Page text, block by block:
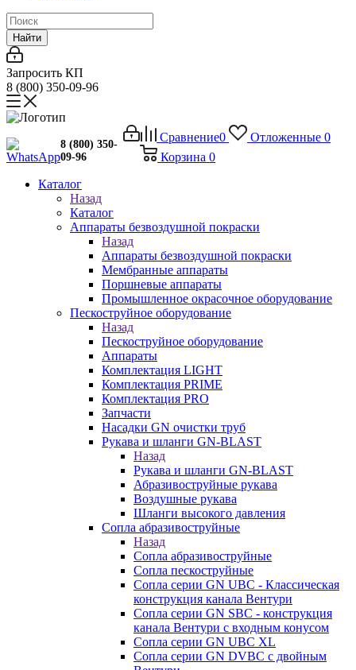
Найти
Запросить КП
8 (800) 350-09-96
Сравнение0 Отложенные 0
Корзина 0
8 (800) 350-
09-96
Каталог
Назад
Каталог
Аппараты безвоздушной покраски
Назад
Аппараты безвоздушной покраски
Мембранные аппараты
Поршневые аппараты
Промышленное окрасочное оборудование
Пескоструйное оборудование
Назад
Пескоструйное оборудование
Аппараты
Комплектация LIGHT
Комплектация PRIME
Комплектация PRO
Запчасти
Насадки GN очистки труб
Рукава и шланги GN-BLAST
Назад
Рукава и шланги GN-BLAST
Абразивоструйные рукава
Воздушные рукава
Шланги высокого давления
Сопла абразивоструйные
Назад
Сопла абразивоструйные
Сопла пескоструйные
Сопла серии GN UBC - Классическая
конструкция канала Вентури
Сопла серии GN SBC - конструкция
канала Вентури c входным конусом
Сопла серии GN UBC XL
Сопла серии GN DVBC с двойным